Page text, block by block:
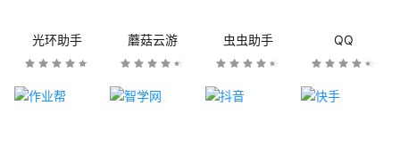
光环助手 蘑菇云游 虫虫助手 QQ